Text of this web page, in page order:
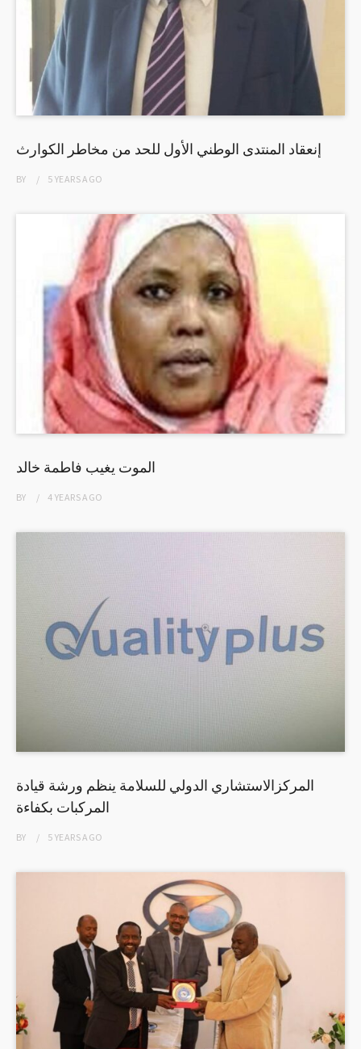
إنعقاد المنتدى الوطني الأول للحد من مخاطر الكوارث
BY 5 YEARSAGO
الموت يغيب فاطمة خالد
BY 4 YEARSAGO
المركزالاستشاري الدولي للسلامة ينظم ورشة قيادة
المركبات بكفاءة
BY 5 YEARSAGO